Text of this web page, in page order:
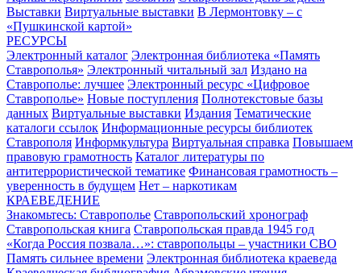
Выставки Виртуальные выставки В Лермонтовку – с
«Пушкинской картой»
РЕСУРСЫ
Электронный каталог Электронная библиотека «Память
Ставрополья» Электронный читальный зал Издано на
Ставрополье: лучшее Электронный ресурс «Цифровое
Ставрополье» Новые поступления Полнотекстовые базы
данных Виртуальные выставки Издания Тематические
каталоги ссылок Информационные ресурсы библиотек
Ставрополя Информкультура Виртуальная справка Повышаем
правовую грамотность Каталог литературы по
антитеррористической тематике Финансовая грамотность –
уверенность в будущем Нет – наркотикам
КРАЕВЕДЕНИЕ
Знакомьтесь: Ставрополье Ставропольский хронограф
Ставропольская книга Ставропольская правда 1945 год
«Когда Россия позвала…»: ставропольцы – участники СВО
Память сильнее времени Электронная библиотека краеведа